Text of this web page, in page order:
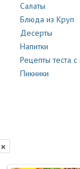
Салаты
Блюда из Круп
Десерты
Напитки
Рецепты теста с
Пикники